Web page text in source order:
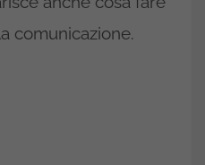
comunicazione.